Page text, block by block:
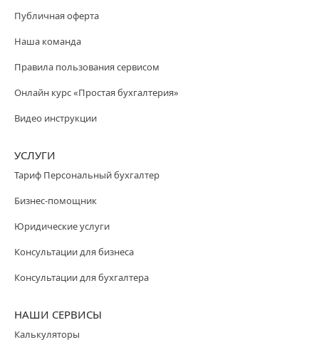
Публичная оферта
Наша команда
Правила пользования сервисом
Онлайн курс «Простая бухгалтерия»
Видео инструкции
УСЛУГИ
Тариф Персональный бухгалтер
Бизнес-помощник
Юридические услуги
Консультации для бизнеса
Консультации для бухгалтера
НАШИ СЕРВИСЫ
Калькуляторы